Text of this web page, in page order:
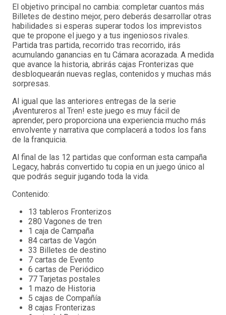
El objetivo principal no cambia: completar cuantos más
Billetes de destino mejor, pero deberás desarrollar otras
habilidades si esperas superar todos los imprevistos
que te propone el juego y a tus ingeniosos rivales.
Partida tras partida, recorrido tras recorrido, irás
acumulando ganancias en tu Cámara acorazada. A medida
que avance la historia, abrirás cajas Fronterizas que
desbloquearán nuevas reglas, contenidos y muchas más
sorpresas.
Al igual que las anteriores entregas de la serie
¡Aventureros al Tren! este juego es muy fácil de
aprender, pero proporciona una experiencia mucho más
envolvente y narrativa que complacerá a todos los fans
de la franquicia.
Al final de las 12 partidas que conforman esta campaña
Legacy, habrás convertido tu copia en un juego único al
que podrás seguir jugando toda la vida.
Contenido:
13 tableros Fronterizos
280 Vagones de tren
1 caja de Campaña
84 cartas de Vagón
33 Billetes de destino
7 cartas de Evento
6 cartas de Periódico
77 Tarjetas postales
1 mazo de Historia
5 cajas de Compañía
8 cajas Fronterizas